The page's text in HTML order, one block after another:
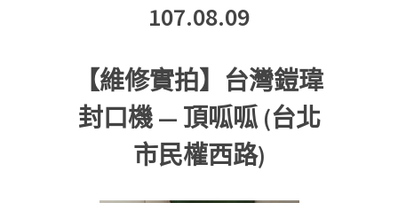
107.08.09
【維修實拍】台灣鎧瑋
封口機 — 頂呱呱 (台北
市民權西路)